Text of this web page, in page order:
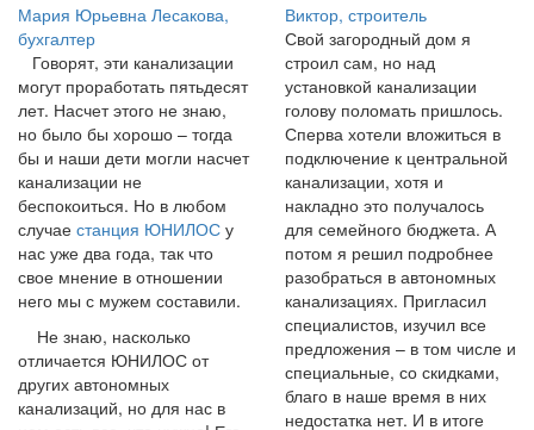
Мария Юрьевна Лесакова,
бухгалтер
Говорят, эти канализации
могут проработать пятьдесят
лет. Насчет этого не знаю,
но было бы хорошо – тогда
бы и наши дети могли насчет
канализации не
беспокоиться. Но в любом
случае станция ЮНИЛОС у
нас уже два года, так что
свое мнение в отношении
него мы с мужем составили.
Не знаю, насколько
отличается ЮНИЛОС от
других автономных
канализаций, но для нас в
Виктор, строитель
Свой загородный дом я
строил сам, но над
установкой канализации
голову поломать пришлось.
Сперва хотели вложиться в
подключение к центральной
канализации, хотя и
накладно это получалось
для семейного бюджета. А
потом я решил подробнее
разобраться в автономных
канализациях. Пригласил
специалистов, изучил все
предложения – в том числе и
специальные, со скидками,
благо в наше время в них
недостатка нет. И в итоге